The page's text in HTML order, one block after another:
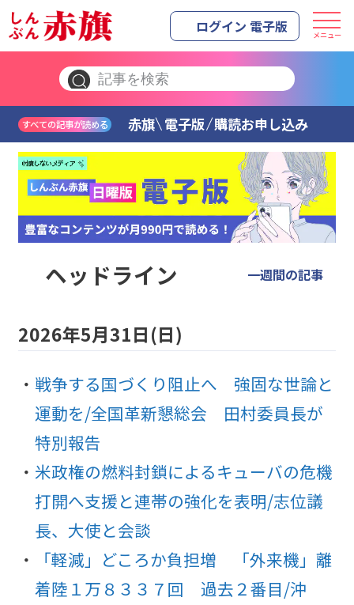
ログイン 電子版 メニュー
すべての記事が読める 赤旗 電子版 購読お申し込み
ヘッドライン 一週間の記事
2026年5月31日(日)
戦争する国づくり阻止へ 強固な世論と
運動を/全国革新懇総会 田村委員長が
特別報告
米政権の燃料封鎖によるキューバの危機
打開へ支援と連帯の強化を表明/志位議
長、大使と会談
「軽減」どころか負担増 「外来機」離
着陸１万８３３７回 過去２番目/沖